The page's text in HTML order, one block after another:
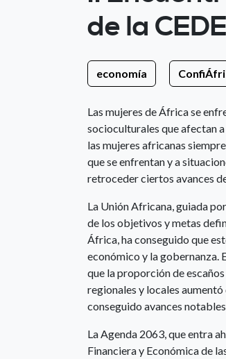
de la
economía
Las mujeres de África se
socioculturales que afectan
las mujeres africanas
que se enfrentan y a
retroceder ciertos avances
La Unión Africana, guiada
de los objetivos y metas
África, ha conseguido que
económico y la gobernanza.
que la proporción de
regionales y locales aumentó
conseguido avances
La Agenda 2063, que entra
Financiera y Económica de